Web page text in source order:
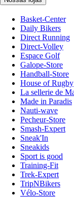
Basket-Center
Daily Bikers
Direct Running
Direct-Volley
Espace Golf
Galope-Store
Handball-Store
House of Rugby
La sellerie de
Made in Paradis
Nauti-wave
Pecheur-Store
Smash-Expert
Sneak'In
Sneakids
Sport is good
Training-Fit
Trek-Expert
TripNBikers
Vélo-Store